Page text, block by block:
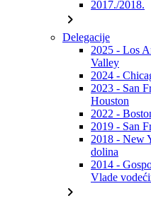
2017./2018.
chevron_right
Delegacije
2025 - Los
Valley
2024 -
2023 - San
Houston
2022 -
2019 - San
2018 - New
dolina
2014 -
Vlade
chevron_right